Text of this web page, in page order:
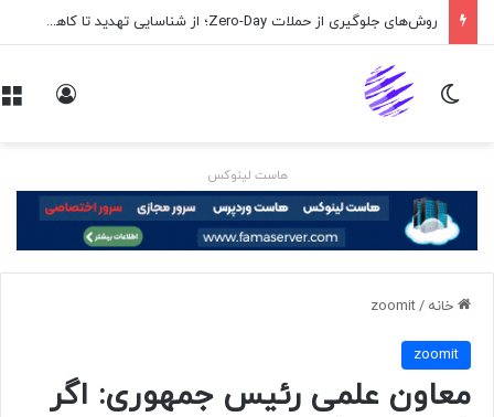
روش‌های جلوگیری از حملات Zero-Day؛ از شناسایی تهدید تا کاهش ریسک
تغییر پوسته
هاست لینوکس
خانه /
zoomit
zoomit
معاون علمی رئیس جمهوری: اگر